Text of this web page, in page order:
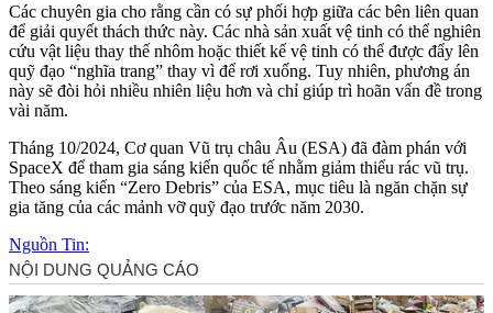
Các chuyên gia cho rằng cần có sự phối hợp giữa các bên liên quan
để giải quyết thách thức này. Các nhà sản xuất vệ tinh có thể nghiên
cứu vật liệu thay thế nhôm hoặc thiết kế vệ tinh có thể được đẩy lên
quỹ đạo “nghĩa trang” thay vì để rơi xuống. Tuy nhiên, phương án
này sẽ đòi hỏi nhiều nhiên liệu hơn và chỉ giúp trì hoãn vấn đề trong
vài năm.
Tháng 10/2024, Cơ quan Vũ trụ châu Âu (ESA) đã đàm phán với
SpaceX để tham gia sáng kiến quốc tế nhằm giảm thiểu rác vũ trụ.
Theo sáng kiến “Zero Debris” của ESA, mục tiêu là ngăn chặn sự
gia tăng của các mảnh vỡ quỹ đạo trước năm 2030.
Nguồn Tin: